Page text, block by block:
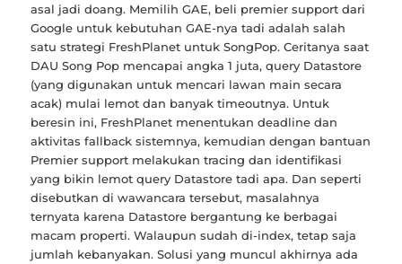
asal jadi doang. Memilih GAE, beli premier support dari
Google untuk kebutuhan GAE-nya tadi adalah salah
satu strategi FreshPlanet untuk SongPop. Ceritanya saat
DAU Song Pop mencapai angka 1 juta, query Datastore
(yang digunakan untuk mencari lawan main secara
acak) mulai lemot dan banyak timeoutnya. Untuk
beresin ini, FreshPlanet menentukan deadline dan
aktivitas fallback sistemnya, kemudian dengan bantuan
Premier support melakukan tracing dan identifikasi
yang bikin lemot query Datastore tadi apa. Dan seperti
disebutkan di wawancara tersebut, masalahnya
ternyata karena Datastore bergantung ke berbagai
macam properti. Walaupun sudah di-index, tetap saja
jumlah kebanyakan. Solusi yang muncul akhirnya ada